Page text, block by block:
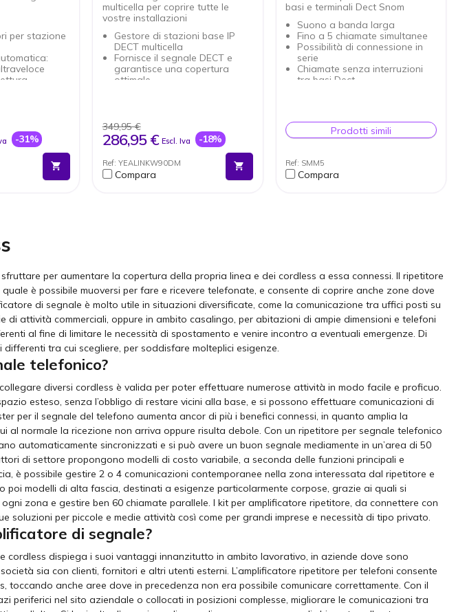
per stazione
-31%
multicella per coprire tutte le
vostre installazioni
Gestore di stazioni base IP
DECT multicella
Fornisce il segnale DECT e
garantisce una copertura
ottimale
per sistema
È possibile effettuare 250
chiamate simultanee (8 per
microtelefono)
Crittografia AES integrata
349,95 €
286,95 € Escl. Iva -18%
Ref: YEALINKW90DM
Compara
basi e terminali Dect Snom
Suono a banda larga
Fino a 5 chiamate simultanee
Possibilità di connessione in
serie
Chiamate senza interruzioni
tra basi Dect
Prodotti simili
Ref: SMM5
Compara
per aumentare la copertura della propria linea e dei cordless a essa connessi. Il ripetitore
è possibile muoversi per fare e ricevere telefonate, e consente di coprire anche zone dove
di segnale è molto utile in situazioni diversificate, come la comunicazione tra uffici posti su
attività commerciali, oppure in ambito casalingo, per abitazioni di ampie dimensioni e telefoni
al fine di limitare le necessità di spostamento e venire incontro a eventuali emergenze. Di
tra cui scegliere, per soddisfare molteplici esigenze.
telefonico?
diversi cordless è valida per poter effettuare numerose attività in modo facile e proficuo.
esteso, senza l’obbligo di restare vicini alla base, e si possono effettuare comunicazioni di
per il segnale del telefono aumenta ancor di più i benefici connessi, in quanto amplia la
al normale la ricezione non arriva oppure risulta debole. Con un ripetitore per segnale telefonico
automaticamente sincronizzati e si può avere un buon segnale mediamente in un’area di 50
di settore propongono modelli di costo variabile, a seconda delle funzioni principali e
è possibile gestire 2 o 4 comunicazioni contemporanee nella zona interessata dal ripetitore e
poi modelli di alta fascia, destinati a esigenze particolarmente corpose, grazie ai quali si
zona e gestire ben 60 chiamate parallele. I kit per amplificatore ripetitore, da connettere con
soluzioni per piccole e medie attività così come per grandi imprese e necessità di tipo privato.
di segnale?
cordless dispiega i suoi vantaggi innanzitutto in ambito lavorativo, in aziende dove sono
sia con clienti, fornitori e altri utenti esterni. L’amplificatore ripetitore per telefoni consente
anche aree dove in precedenza non era possibile comunicare correttamente. Con il
periferici nel sito aziendale o collocati in posizioni complesse, migliorare le comunicazioni tra